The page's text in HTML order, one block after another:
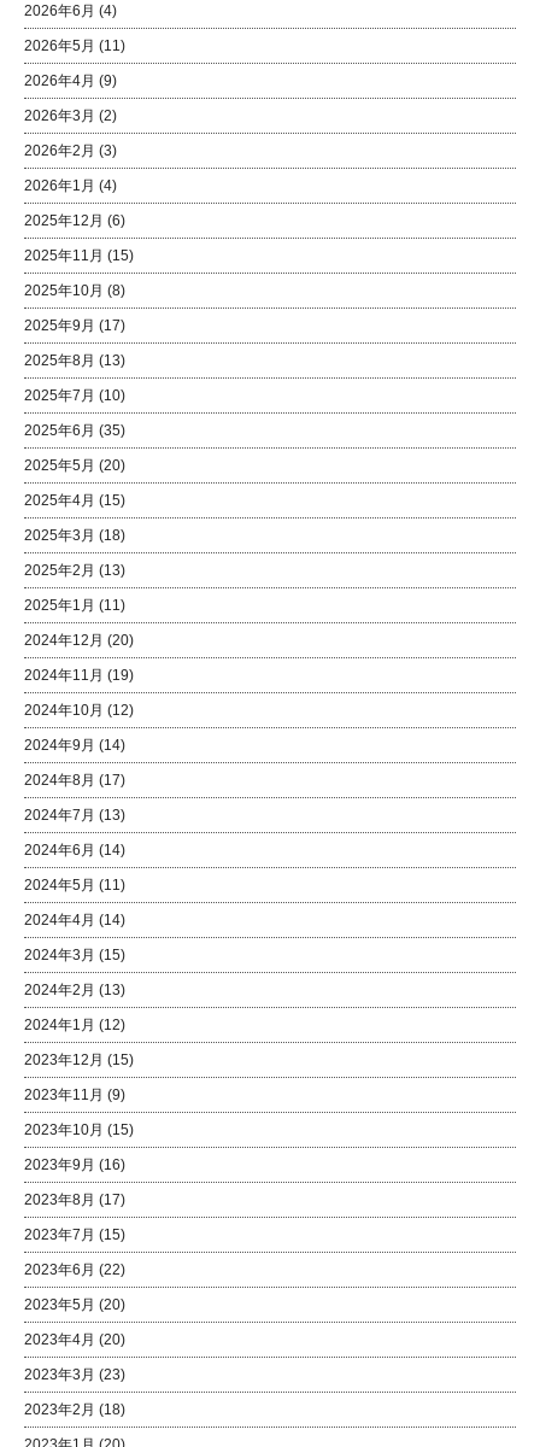
2026年6月 (4)
2026年5月 (11)
2026年4月 (9)
2026年3月 (2)
2026年2月 (3)
2026年1月 (4)
2025年12月 (6)
2025年11月 (15)
2025年10月 (8)
2025年9月 (17)
2025年8月 (13)
2025年7月 (10)
2025年6月 (35)
2025年5月 (20)
2025年4月 (15)
2025年3月 (18)
2025年2月 (13)
2025年1月 (11)
2024年12月 (20)
2024年11月 (19)
2024年10月 (12)
2024年9月 (14)
2024年8月 (17)
2024年7月 (13)
2024年6月 (14)
2024年5月 (11)
2024年4月 (14)
2024年3月 (15)
2024年2月 (13)
2024年1月 (12)
2023年12月 (15)
2023年11月 (9)
2023年10月 (15)
2023年9月 (16)
2023年8月 (17)
2023年7月 (15)
2023年6月 (22)
2023年5月 (20)
2023年4月 (20)
2023年3月 (23)
2023年2月 (18)